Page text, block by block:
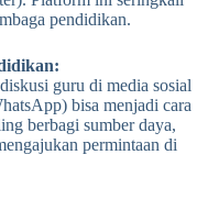
pendidikan.
guru di media sosial
bisa menjadi cara
berbagi sumber daya,
permintaan di